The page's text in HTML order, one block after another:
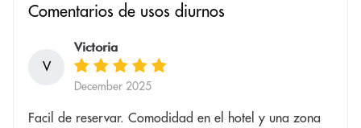
Comentarios de usos diurnos
V
Victoria
December 2025
Facil de reservar. Comodidad en el hotel y una zona